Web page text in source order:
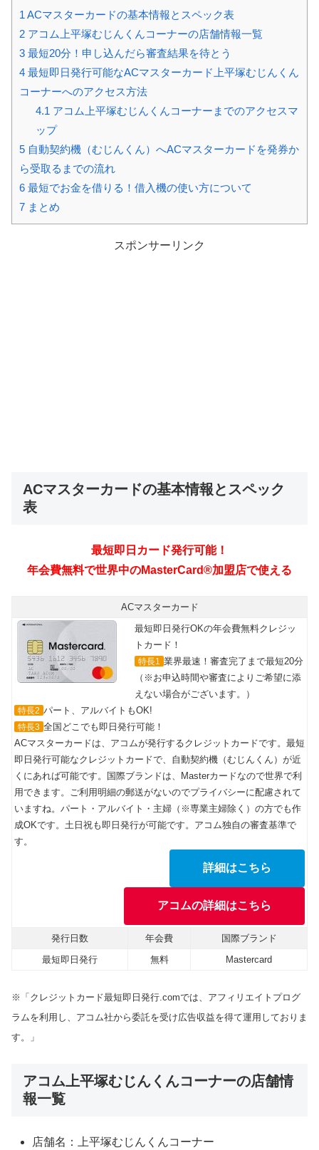
1 ACマスターカードの基本情報とスペック表
2 アコム上平塚むじんくんコーナーの店舗情報一覧
3 最短20分！申し込んだら審査結果を待とう
4 最短即日発行可能なACマスターカード上平塚むじんくん
コーナーへのアクセス方法
4.1 アコム上平塚むじんくんコーナーまでのアクセスマ
ップ
5 自動契約機（むじんくん）へACマスターカードを発券か
ら受取るまでの流れ
6 最短でお金を借りる！借入機の使い方について
7 まとめ
スポンサーリンク
ACマスターカードの基本情報とスペック
表
最短即日カード発行可能！
年会費無料で世界中のMasterCard®加盟店で使える
ACマスターカード
最短即日発行OKの年会費無料クレジッ
トカード！
特長1 業界最速！審査完了まで最短20分
（※お申込時間や審査によりご希望に添
えない場合がございます。）
特長2 パート、アルバイトもOK!
特長3 全国どこでも即日発行可能！
ACマスターカードは、アコムが発行するクレジットカードです。最短
即日発行可能なクレジットカードで、自動契約機（むじんくん）が近
くにあれば可能です。国際ブランドは、Masterカードなので世界で利
用できます。ご利用明細の郵送がないのでプライバシーに配慮されて
いますね。パート・アルバイト・主婦（※専業主婦除く）の方でも作
成OKです。土日祝も即日発行が可能です。アコム独自の審査基準で
す。
詳細はこちら
アコムの詳細はこちら
発行日数 年会費
国際ブランド
最短即日発行
無料 Mastercard
※「クレジットカード最短即日発行.comでは、アフィリエイトプログ
ラムを利用し、アコム社から委託を受け広告収益を得て運用しておりま
す。」
アコム上平塚むじんくんコーナーの店舗情
報一覧
店舗名：上平塚むじんくんコーナー